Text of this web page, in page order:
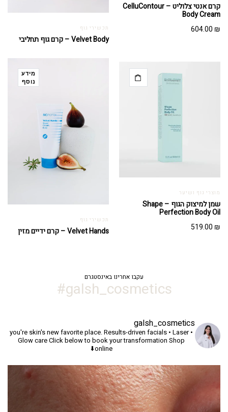
קרם אנטי צלוליט – CelluContour
Body Cream
604.00 ₪ תכשירי גוף
Velvet Body – קרם גוף תחליבי
מוצרי גוף ושיער
שמן למיצוק הגוף – Shape
Perfection Body Oil
519.00 ₪
מידע
נוסף
תכשירי גוף
Velvet Hands – קרם ידיים מזין
עקבו אחרינו באינסטגרם
galsh_cosmetics#
galsh_cosmetics
you're skin's new favorite place.Results-driven facials • Laser •
Glow careClick below to book your transformation Shop
online⬇️